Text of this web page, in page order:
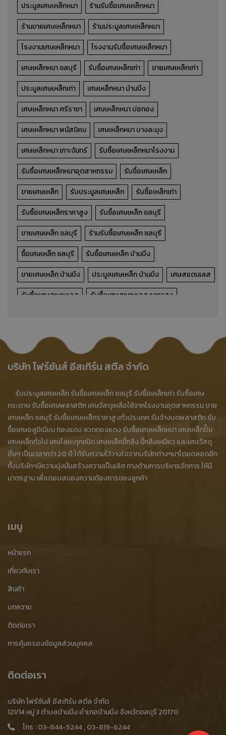
ประมูลเศษเหล็กหนา
ร้านรับซื้อเศษเหล็กหนา
ร้านขายเศษเหล็กหนา
ร้านประมูลเศษเหล็กหนา
โรงงานเศษเหล็กหนา
โรงงานรับซื้อเศษเหล็กหนา
เศษเหล็กหนา ชลบุรี
รับซื้อเศษเหล็กเก่า
ขายเศษเหล็กเก่า
ประมูลเศษเหล็กเก่า
เศษเหล็กหนา บ้านบึง
เศษเหล็กหนา ศรีราชา
เศษเหล็กหนา บ่อทอง
เศษเหล็กหนา พนัสนิคม
เศษเหล็กหนา บางละมุง
เศษเหล็กหนา เกาะจันทร์
รับซื้อเศษเหล็กหนาโรงงาน
รับซื้อเศษเหล็กหนาอุตสาหกรรม
รับซื้อเศษเหล็ก
ขายเศษเหล็ก
รับประมูลเศษเหล็ก
รับซื้อเหล็กเก่า
รับซื้อเศษเหล็กราคาสูง
รับซื้อเศษเหล็ก ชลบุรี
ขายเศษเหล็ก ชลบุรี
ร้านรับซื้อเศษเหล็ก ชลบุรี
ซื้อเศษเหล็ก ชลบุรี
รับซื้อเศษเหล็ก บ้านบึง
ขายเศษเหล็ก บ้านบึง
ประมูลเศษเหล็ก บ้านบึง
เศษสแตนเลส
รับซื้อเศษสแตนเลส
รับซื้อเศษสแตนเลส ราคาสูง
ร้านรับซื้อเศษสแตนเลส
ร้านขายเศษสแตนเลส
ร้านประมูลเศษสแตนเลส
โรงงานประมูลเศษสแตนเลส
รับซื้อเศษเหล็กหล่อจากโรงงาน
รับซื้อเศษเหล็กหล่ออุตสาหกรรม
เศษสแตนเลส ชลบุรี
ขายเศษสแตนเลส ชลบุรี
เศษเหล็กบาง
รับซื้อเศษเหล็กบาง
รับซื้อเศษเหล็กบาง ราคาสูง
ขายเศษเหล็กบาง
ประมูลเศษเหล็กบาง
ร้านรับซื้อเศษเหล็กบาง
โรงงานเศษเหล็กบาง
เศษเหล็กบาง บ่อทอง
เศษเหล็กบาง บางละมุง
รับซื้อเศษเหล็กบางจากโรงงาน
เศษเหล็กปั๊ม
รับซื้อเศษเหล็กปั๊ม
โรงงานเศษเหล็กปั๊ม
โรงงานรับซื้อเศษเหล็กปั๊ม
เศษเหล็กปั๊ม ชลบุรี
เศษเหล็กปั๊ม บ้านบึง เศษเหล็กปั๊ม ศรีราชา
บริษัท โฟร์ซันส์ อีสเทิร์น สตีล จำกัด
รับประมูลเศษเหล็ก รับซื้อเศษเหล็ก ชลบุรี รับซื้อเหล็กเก่า รับซื้อเศษ
กระดาษ รับซื้อเศษพลาสติก เศษวัสดุเหลือใช้จากโรงงานอุตสาหกรรม ขาย
เศษเหล็ก ชลบุรี รับซื้อเศษเหล็กราคาสูงทั่วประเทศ รับจ้างบดพลาสติก รับ
ซื้อเศษอลูมิเนียม ทองแดง ลวดทองแดง รับซื้อเศษเหล็กหนา เศษเหล็กปั๊ม
เศษเหล็กทั่วไป เศษโลหะทุกชนิด เศษเหล็กขี้กลึง ขี้กลึงเหนียว และเศษวัสดุ
อื่นๆ เป็นเวลากว่า 20 ปี ได้รับความไว้วางใจจากบริษัทต่างๆมาโดยตลอดอีก
ทั้งบริษัทฯมีความมุ่งมั่นสร้างความเป็นเลิศ ทางด้านการบริหารจัดการ ให้มี
มาตรฐาน เพื่อตอบสนองความต้องการของลูกค้า
เมนู
หน้าแรก
เกี่ยวกับเรา
สินค้า
บทความ
ติดต่อเรา
การคุ้มครองข้อมูลส่วนบุคคล
ติดต่อเรา
บริษัท โฟร์ซันส์ อีสเทิร์น สตีล จำกัด
121/14 หมู่ 3 ตำบลบ้านบึง อำเภอบ้านบึง จังหวัดชลบุรี 20170
โทร :03-844-5244,03-819-6244